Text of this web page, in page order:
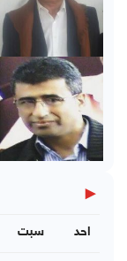
◀
سبت احد